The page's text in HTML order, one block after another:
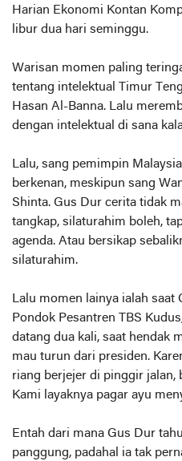
Harian Ekonomi Kontan
libur dua hari seminggu.
Warisan momen paling
tentang intelektual Timur
Hasan Al-Banna. Lalu
dengan intelektual di sana
Lalu, sang pemimpin
berkenan, meskipun sang
Shinta. Gus Dur cerita tidak
tangkap, silaturahim boleh,
agenda. Atau bersikap
silaturahim.
Lalu momen lainya ialah saat
Pondok Pesantren TBS
datang dua kali, saat hendak
mau turun dari presiden.
riang berjejer di pinggir jalan,
Kami layaknya pagar ayu
Entah dari mana Gus Dur
panggung, padahal ia tak